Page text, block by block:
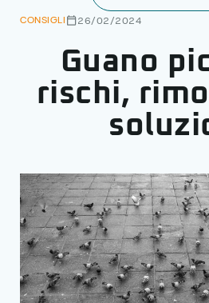
CONSIGLI 26/02/2024
Guano
rischi,